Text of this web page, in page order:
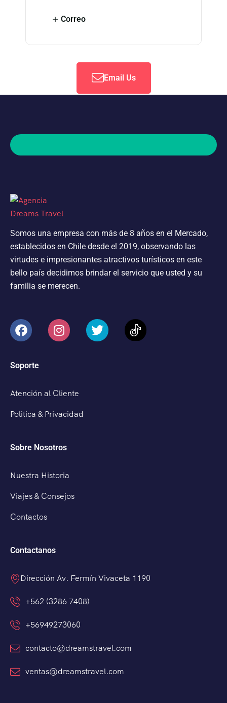
Correo
Email Us
Somos una empresa con más de 8 años en el Mercado,
establecidos en Chile desde el 2019, observando las
virtudes e impresionantes atractivos turísticos en este
bello país decidimos brindar el servicio que usted y su
familia se merecen.
Soporte
Atención al Cliente
Politica & Privacidad
Sobre Nosotros
Nuestra Historia
Viajes & Consejos
Contactos
Contactanos
Dirección Av. Fermín Vivaceta 1190
+562 (3286 7408)
+56949273060
contacto@dreamstravel.com
ventas@dreamstravel.com